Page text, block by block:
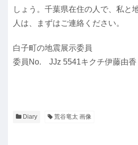
しょう。千葉県在住の人で、私と
人は、まずはご連絡ください。
白子町の地震展示委員
委員No. JJz 5541キクチ伊藤由香
Diary 荒谷竜太 画像